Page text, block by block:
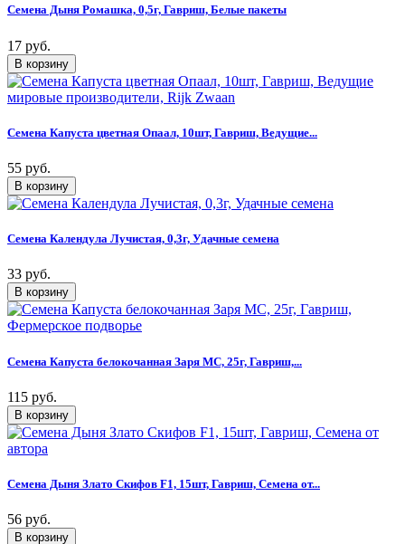
Семена Дыня Ромашка, 0,5г, Гавриш, Белые пакеты
17 руб.
Семена Капуста цветная Опаал, 10шт, Гавриш, Ведущие...
55 руб.
Семена Календула Лучистая, 0,3г, Удачные семена
33 руб.
Семена Капуста белокочанная Заря МС, 25г, Гавриш,...
115 руб.
Семена Дыня Злато Скифов F1, 15шт, Гавриш, Семена от...
56 руб.